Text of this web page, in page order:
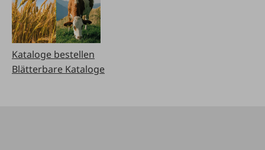
Kataloge bestellen
Blätterbare Kataloge